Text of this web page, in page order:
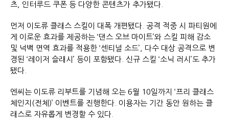
츠, 인터루드 쿠폰 등 다양한 콘텐츠가 추가됐다.
먼저 이도류 클래스 스킬이 대폭 개편됐다. 공격 적중 시 파티원에
게 이로운 효과를 제공하는 ‘댄스 오브 마이트’와 스킬 피해 감소
및 넉백 면역 효과를 적용한 ‘센티널 소드’, 다수 대상 공격으로 변
경된 ‘레이저 슬래시’ 등이 포함됐다. 신규 스킬 ‘소닉 러시’도 추가
됐다.
엔씨는 이도류 리부트를 기념해 오는 6월 10일까지 ‘프리 클래스
체인지(전체)’ 이벤트를 진행한다. 이용자는 기간 동안 원하는 클
래스로 자유롭게 변경할 수 있다.